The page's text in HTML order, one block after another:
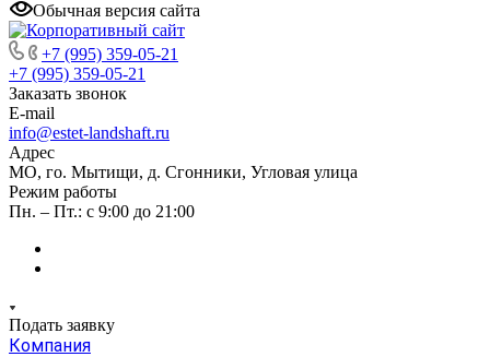
Обычная версия сайта
+7 (995) 359-05-21
+7 (995) 359-05-21
Заказать звонок
E-mail
info@estet-landshaft.ru
Адрес
МО, го. Мытищи, д. Сгонники, Угловая улица
Режим работы
Пн. – Пт.: с 9:00 до 21:00
Подать заявку
Компания